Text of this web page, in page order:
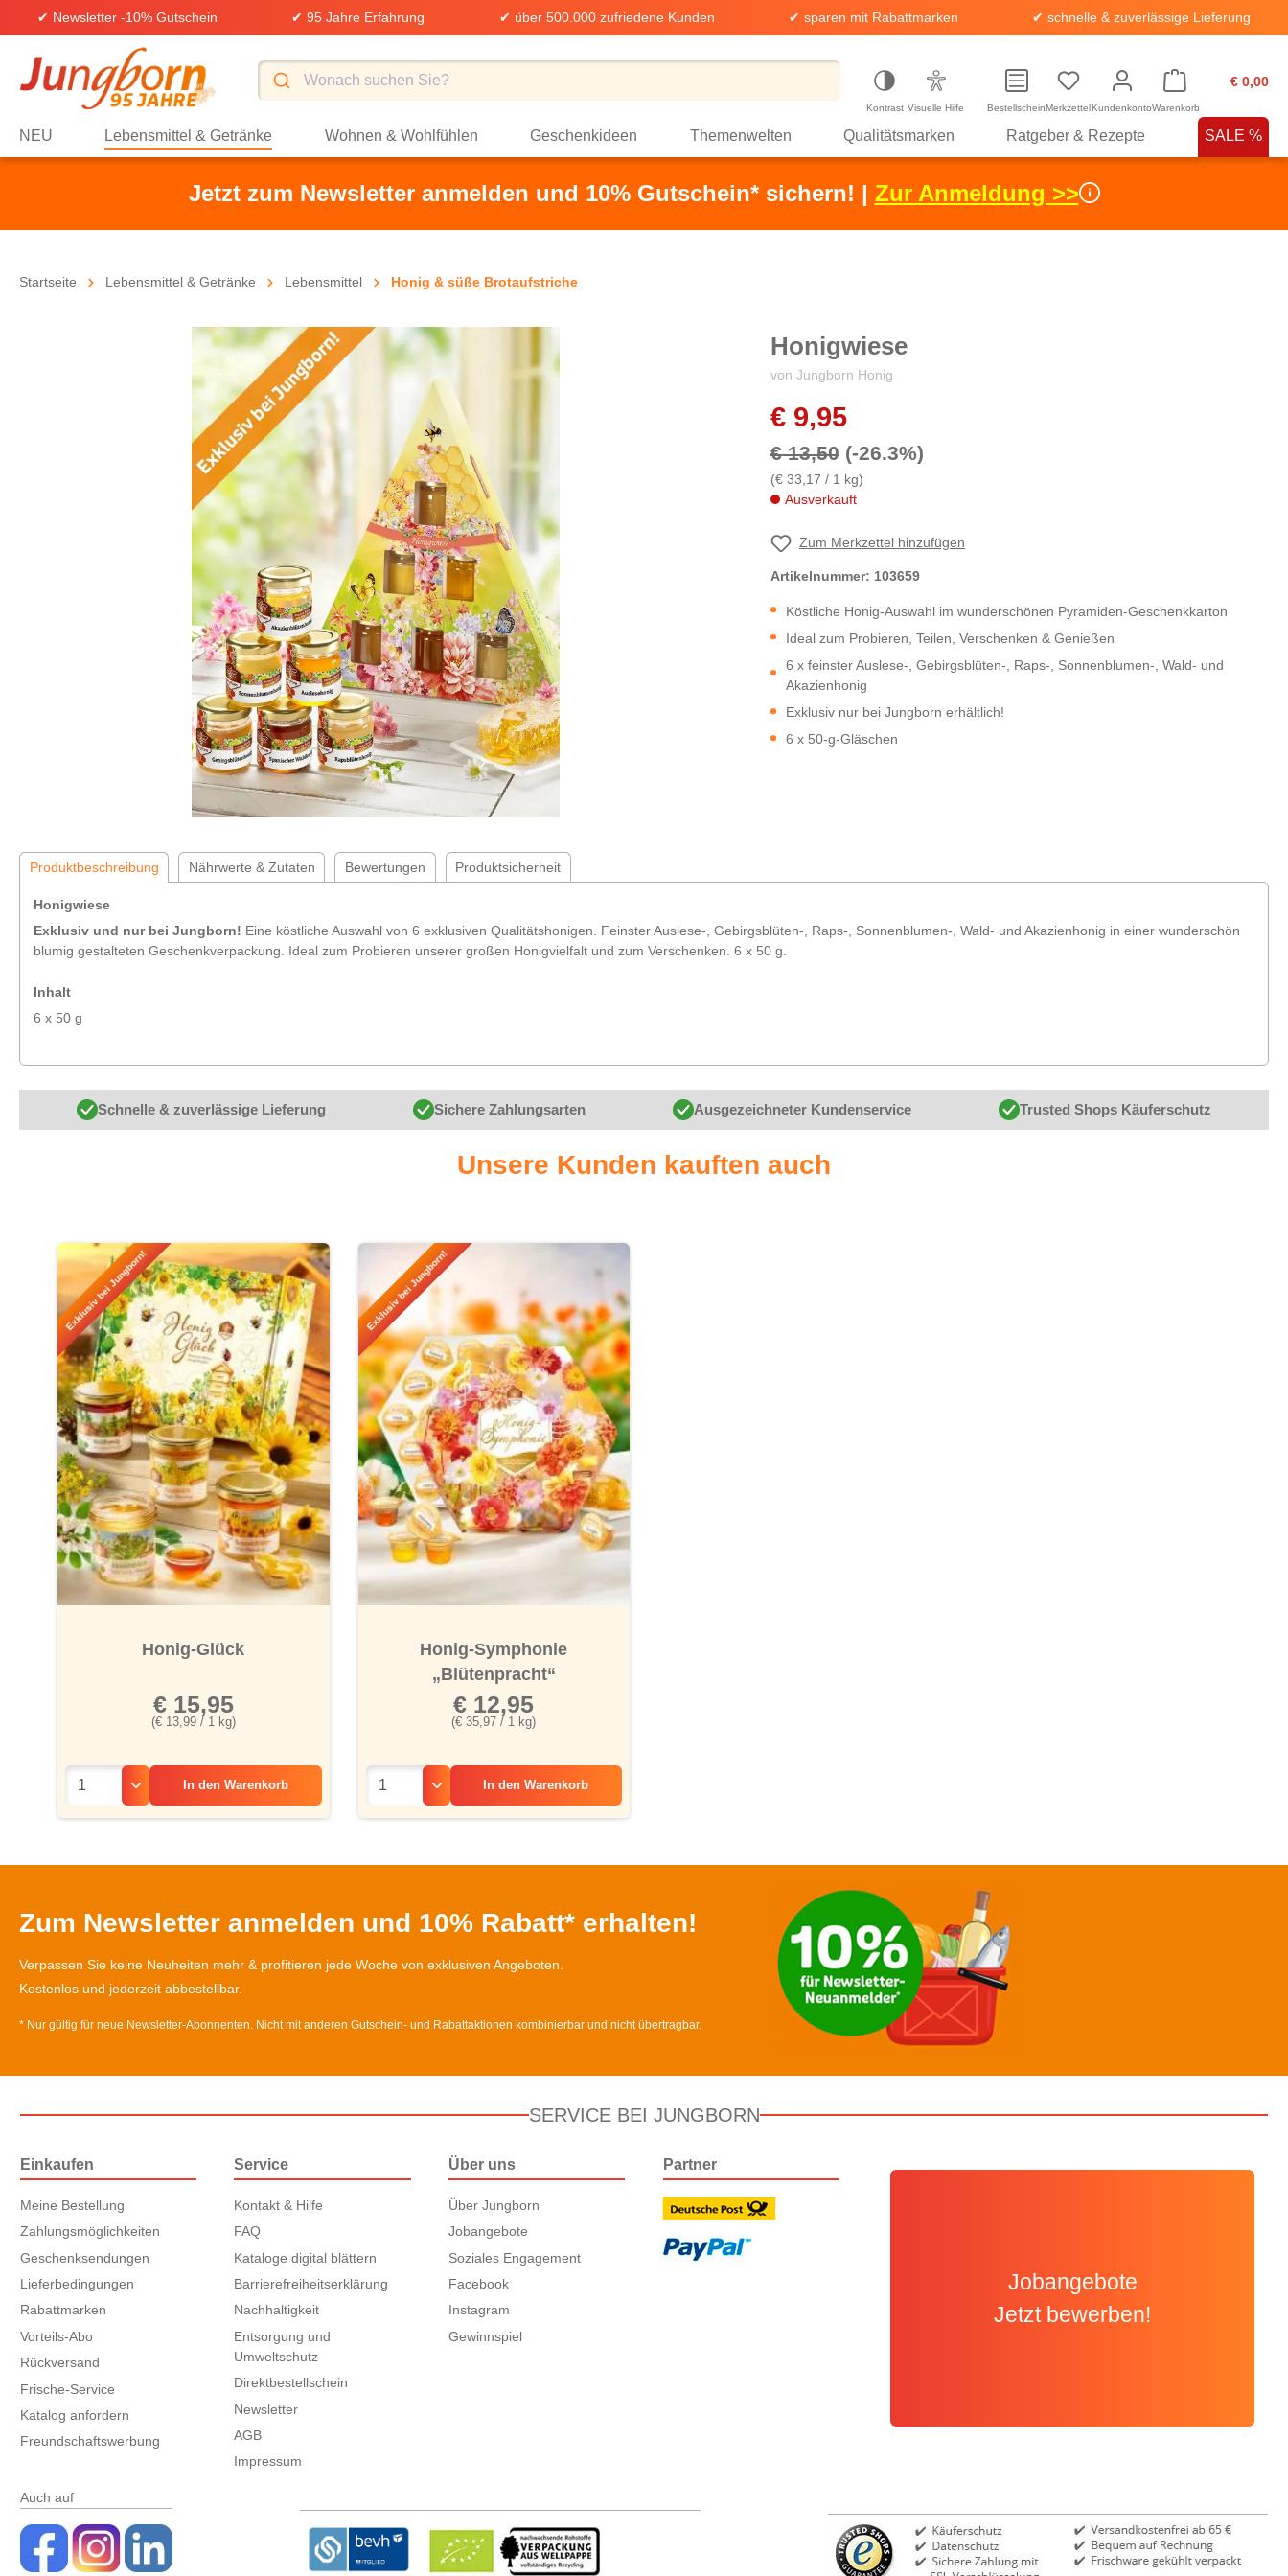
Zur Hauptnavigation springen
✔ Newsletter -10% Gutschein ✔ 95 Jahre Erfahrung ✔ über 500.000 zufriedene Kunden ✔ sparen mit Rabattmarken ✔ schnelle & zuverlässige Lieferung
Kontrast Visuelle Hilfe BestellscheinMerkzettelKundenkonto
€ 0,00
Warenkorb
NEU Lebensmittel & Getränke Wohnen & Wohlfühlen Geschenkideen Themenwelten Qualitätsmarken Ratgeber & Rezepte SALE %
Jetzt zum Newsletter anmelden und 10% Gutschein* sichern! | Zur Anmeldung >>
Startseite Lebensmittel & Getränke Lebensmittel Honig & süße Brotaufstriche
Honigwiese
von Jungborn Honig
€ 9,95
€ 13,50 (-26.3%)
(€ 33,17 / 1 kg)
Ausverkauft
Zum Merkzettel hinzufügen
Artikelnummer: 103659
Köstliche Honig-Auswahl im wunderschönen Pyramiden-Geschenkkarton
Ideal zum Probieren, Teilen, Verschenken & Genießen
6 x feinster Auslese-, Gebirgsblüten-, Raps-, Sonnenblumen-, Wald- und
Akazienhonig
Exklusiv nur bei Jungborn erhältlich!
6 x 50-g-Gläschen
Produktbeschreibung Nährwerte & Zutaten Bewertungen Produktsicherheit
Honigwiese
Exklusiv und nur bei Jungborn! Eine köstliche Auswahl von 6 exklusiven Qualitätshonigen. Feinster Auslese-, Gebirgsblüten-, Raps-, Sonnenblumen-, Wald- und Akazienhonig in einer wunderschön
blumig gestalteten Geschenkverpackung. Ideal zum Probieren unserer großen Honigvielfalt und zum Verschenken. 6 x 50 g.
Inhalt
6 x 50 g
Schnelle & zuverlässige Lieferung Sichere Zahlungsarten Ausgezeichneter Kundenservice Trusted Shops Käuferschutz
Unsere Kunden kauften auch
Produktgalerie überspringen
Exklusiv bei Jungborn!
Honig-Glück
(€ 13,99 / 1 kg)
€ 15,95
In den Warenkorb
Exklusiv bei Jungborn!
Honig-Symphonie
„Blütenpracht“
(€ 35,97 / 1 kg)
€ 12,95
In den Warenkorb
Zum Newsletter anmelden und 10% Rabatt* erhalten!
Verpassen Sie keine Neuheiten mehr & profitieren jede Woche von exklusiven Angeboten.
Kostenlos und jederzeit abbestellbar.
* Nur gültig für neue Newsletter-Abonnenten. Nicht mit anderen Gutschein- und Rabattaktionen kombinierbar und nicht übertragbar.
SERVICE BEI JUNGBORN
Einkaufen
Meine Bestellung
Zahlungsmöglichkeiten
Geschenksendungen
Lieferbedingungen
Rabattmarken
Vorteils-Abo
Rückversand
Frische-Service
Katalog anfordern
Freundschaftswerbung
Service
Kontakt & Hilfe
FAQ
Kataloge digital blättern
Barrierefreiheitserklärung
Nachhaltigkeit
Entsorgung und
Umweltschutz
Direktbestellschein
Newsletter
AGB
Impressum
Über uns
Über Jungborn
Jobangebote
Soziales Engagement
Facebook
Instagram
Gewinnspiel
Partner
Jobangebote
Jetzt bewerben!
Auch auf